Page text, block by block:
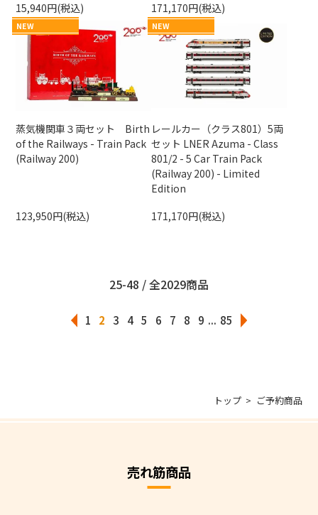
15,940円(税込)
171,170円(税込)
NEW
蒸気機関車３両セット Birth
of the Railways - Train Pack
(Railway 200)
123,950円(税込)
NEW
レールカー（クラス801）5両
セット LNER Azuma - Class
801/2 - 5 Car Train Pack
(Railway 200) - Limited
Edition
171,170円(税込)
25-48 / 全2029商品
1 2 3 4 5 6 7 8 9 ... 85
トップ ご予約商品
売れ筋商品